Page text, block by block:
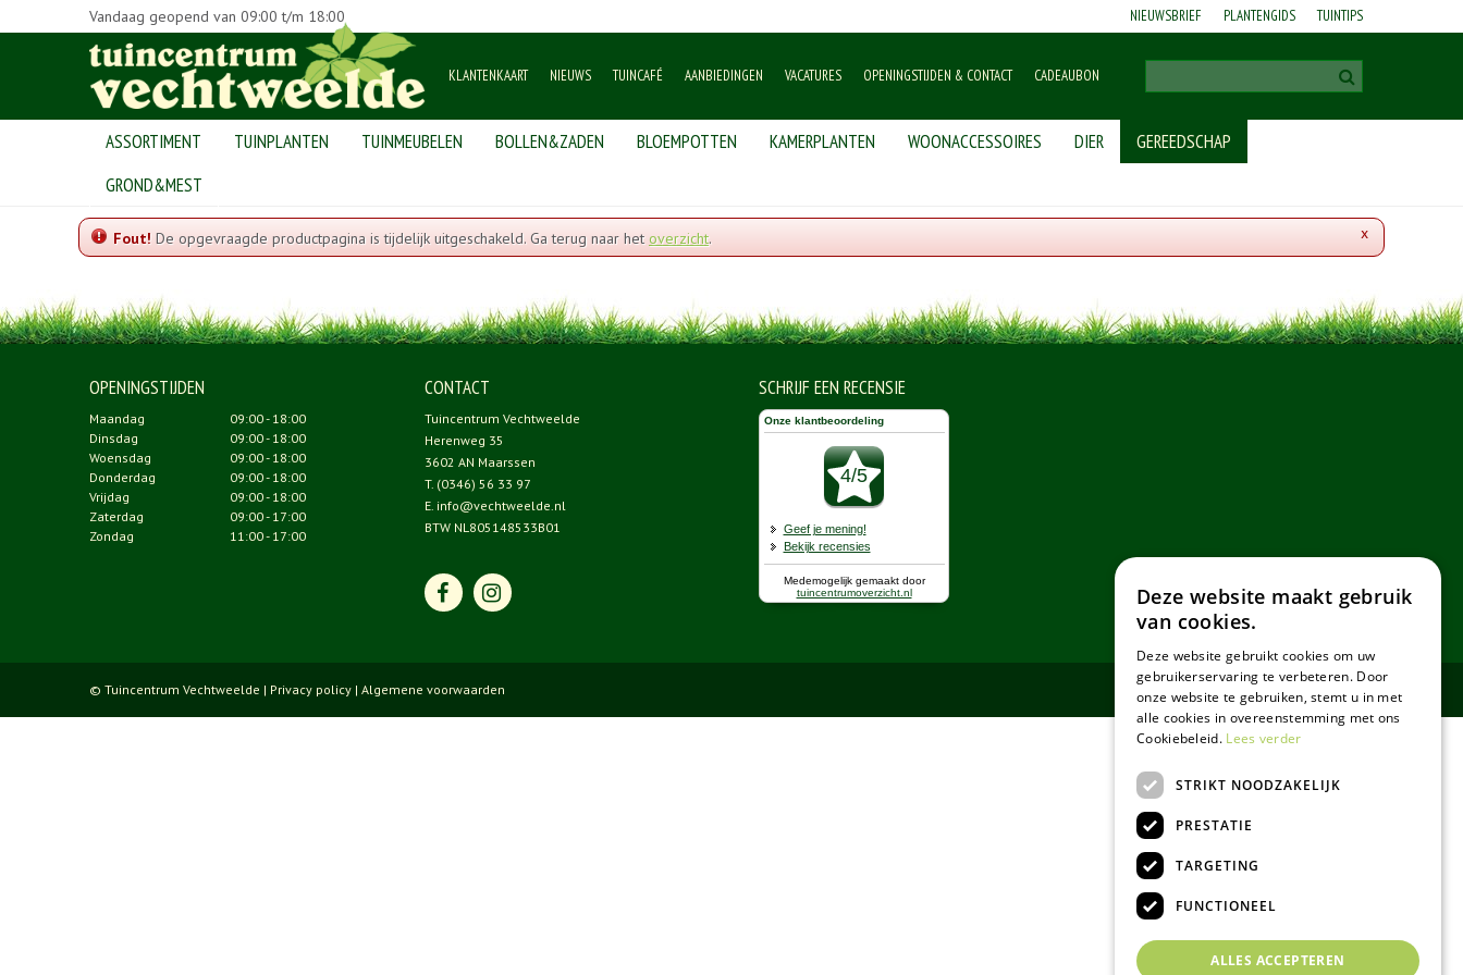
Home
Vandaag geopend van 09:00 t/m 18:00 NIEUWSBRIEF PLANTENGIDS TUINTIPS
KLANTENKAART NIEUWS TUINCAFÉ AANBIEDINGEN VACATURES OPENINGSTIJDEN & CONTACT CADEAUBON
ASSORTIMENT TUINPLANTEN TUINMEUBELEN BOLLEN&ZADEN BLOEMPOTTEN KAMERPLANTEN WOONACCESSOIRES DIER
GEREEDSCHAP
GROND&MEST
x
Fout! De opgevraagde productpagina is tijdelijk uitgeschakeld. Ga terug naar hetoverzicht.
OPENINGSTIJDEN
Maandag
09:00 - 18:00
Dinsdag
09:00 - 18:00
Woensdag
09:00 - 18:00
Donderdag
09:00 - 18:00
Vrijdag
09:00 - 18:00
Zaterdag
09:00 - 17:00
Zondag
11:00 - 17:00
CONTACT
Tuincentrum Vechtweelde
Herenweg 35
3602 AN Maarssen
T. (0346) 56 33 97
E. info@vechtweelde.nl
BTW NL805148533B01
SCHRIJF EEN RECENSIE
© Tuincentrum Vechtweelde | Privacy policy | Algemene voorwaarden
Deze website maakt gebruik
van cookies.
Deze website gebruikt cookies om uw
gebruikerservaring te verbeteren. Door
onze website te gebruiken, stemt u in met
alle cookies in overeenstemming met ons
Cookiebeleid. Lees verder
STRIKT NOODZAKELIJK
PRESTATIE
TARGETING
FUNCTIONEEL
ALLES ACCEPTEREN